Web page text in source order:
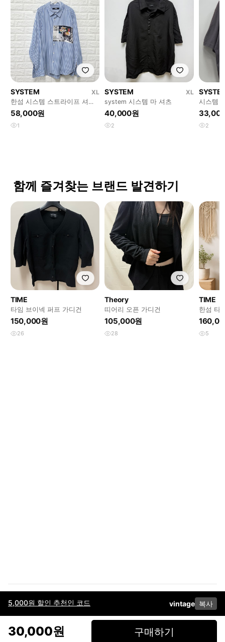
5,000원 할인 추천인 코드 vintage 복사
30,000원 구매하기
SYSTEM
XL
한섬 시스템 스트라이프 셔츠
105
58,000원
1
SYSTEM
XL
system 시스템 마 셔츠
40,000원
2
시스템
2
함께 즐겨찾는 브랜드 발견하기
TIME
타임 브이넥 퍼프 가디건
150,000원
26
Theory
띠어리 오픈 가디건
105,000원
28
TIME
한섬 타
어
5
이용약관고객센터판매개인정보 처리방침사업자 정보다운로드
페이스북